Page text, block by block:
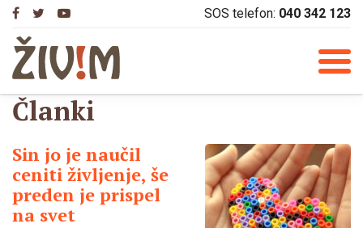
Skip
content
SOS telefon: 040 342 123
Članki
Članki
Sin jo je naučil
ceniti življenje, še
preden je prispel
na svet